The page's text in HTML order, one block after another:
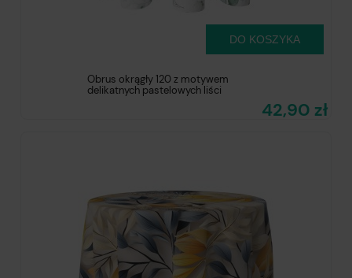
Obrus okrągły 120 z motywem
delikatnych pastelowych liści
42,90 zł
DO KOSZYKA